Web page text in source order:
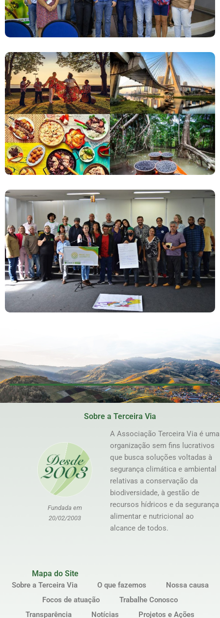
Novas Filiais Da Terceira Via
Reunião De Mobilização Dos Empreendimentos
Da Agricultura Familiar Acontece No Rio De
Janeiro
Sobre a Terceira Via
Fundada em
20/02/2003
A Associação Terceira Via é uma
organização sem fins lucrativos
que busca soluções voltadas à
segurança climática e ambiental
relativas a conservação da
biodiversidade, à gestão de
recursos hídricos e da segurança
alimentar e nutricional ao
alcance de todos.
Mapa do Site
Sobre a Terceira Via O que fazemos
Nossa causa
Focos de atuação
Trabalhe Conosco
Transparência
Notícias
Projetos e Ações